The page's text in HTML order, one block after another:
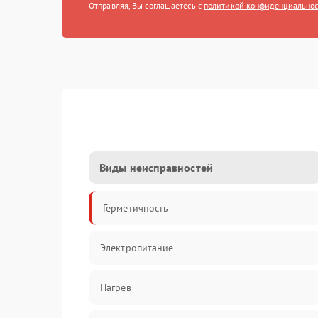
Отправляя, Вы соглашаетесь с политикой
Виды неисправностей
Герметичность
Электропитание
Нагрев